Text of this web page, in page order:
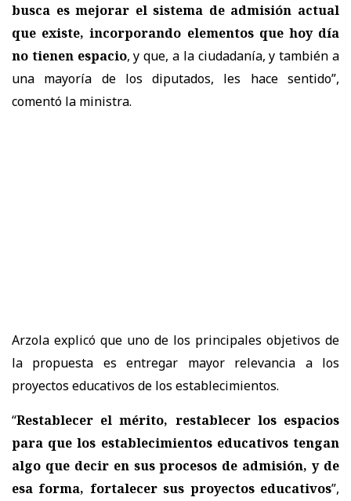
busca es mejorar el sistema de admisión actual
que existe, incorporando elementos que hoy día
no tienen espacio, y que, a la ciudadanía, y también a
una mayoría de los diputados, les hace sentido”,
comentó la ministra.
Arzola explicó que uno de los principales objetivos de
la propuesta esentregar mayor relevancia a los
proyectos educativos de los establecimientos.
“Restablecer el mérito, restablecer los espacios
para que los establecimientos educativos tengan
algo que decir en sus procesos de admisión, y de
esa forma, fortalecer sus proyectos educativos”,